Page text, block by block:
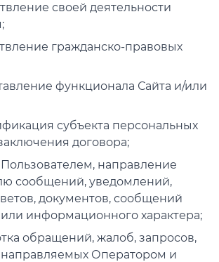
своей деятельности
гражданско-правовых
функционала Сайта и/или
субъекта персональных
договора;
Пользователем, направление
сообщений, уведомлений,
документов, сообщений
информационного характера;
обращений, жалоб, запросов,
Оператором и